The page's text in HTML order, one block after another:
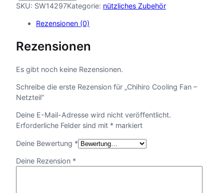
h
C
o
l
i
n
F
n
SKU: SW14297Kategorie: nützliches Zubehör
Rezensionen (0)
Rezensionen
Es gibt noch keine Rezensionen.
Schreibe die erste Rezension für „Chihiro Cooling Fan –
Netzteil“
Deine E-Mail-Adresse wird nicht veröffentlicht.
Erforderliche Felder sind mit * markiert
Deine Bewertung *
Deine Rezension *